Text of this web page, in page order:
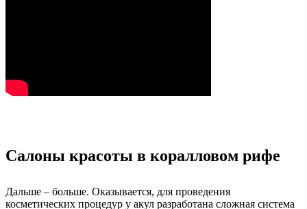
Салоны красоты в коралловом рифе
Дальше – больше. Оказывается, для проведения
косметических процедур у акул разработана сложная система